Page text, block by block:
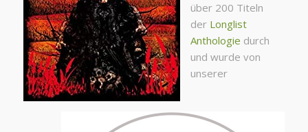
über 200 Titeln
der Longlist
Anthologie durch
und wurde von
unserer